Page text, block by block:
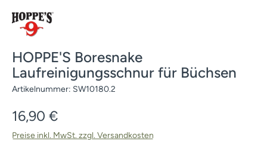
HOPPE'S Boresnake
Laufreinigungsschnur für Büchsen
Artikelnummer: SW10180.2
Regulärer Preis:
16,90 €
Preise inkl. MwSt. zzgl. Versandkosten